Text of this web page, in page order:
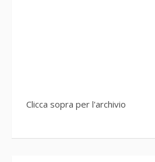
Clicca sopra per l'archivio